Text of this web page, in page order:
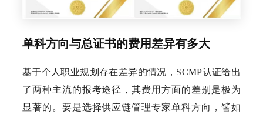
单科方向与总证书的费用差异有多大
基于个人职业规划存在差异的情况，SCMP认证给出
了两种主流的报考途径，其费用方面的差别是极为
显著的。要是选择供应链管理专家单科方向，譬如